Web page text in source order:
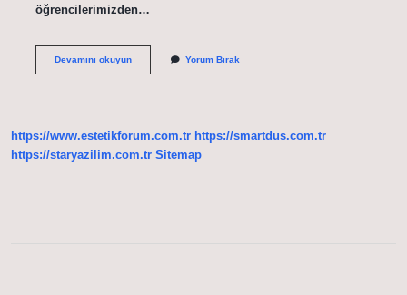
öğrencilerimizden…
Devamını okuyunAuzef
Yorum Bırak
https://www.estetikforum.com.tr https://smartdus.com.tr
https://staryazilim.com.tr Sitemap